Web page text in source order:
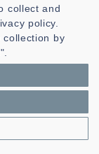
2026,
IMT Atl de
la question
Emission,
collect and
policy.
collection by